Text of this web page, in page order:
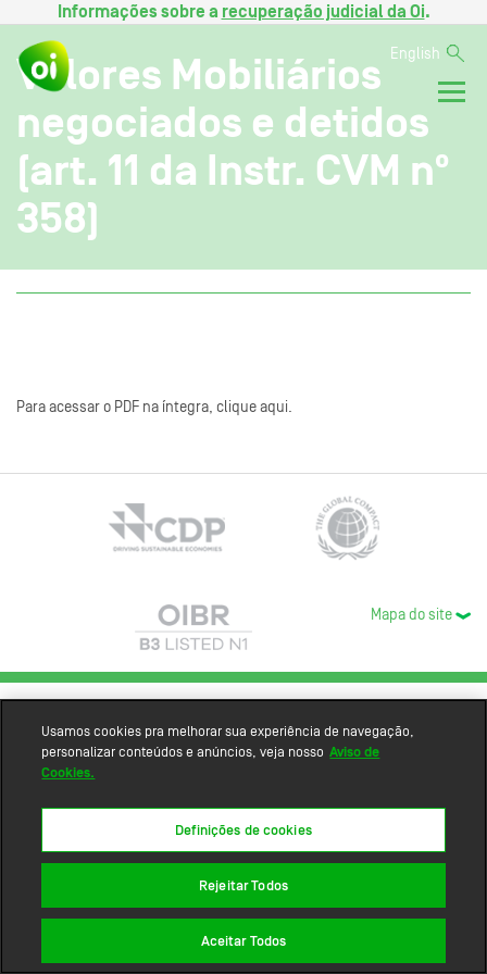
Informações sobre a recuperação judicial da Oi.
English
Valores Mobiliários
negociados e detidos
(art. 11 da Instr. CVM nº
358)
Para acessar o PDF na íntegra, clique aqui.
Mapa do site
Usamos cookies pra melhorar sua experiência de navegação,
personalizar conteúdos e anúncios, veja nosso Aviso de
Cookies.
Definições de cookies
Rejeitar Todos
Aceitar Todos